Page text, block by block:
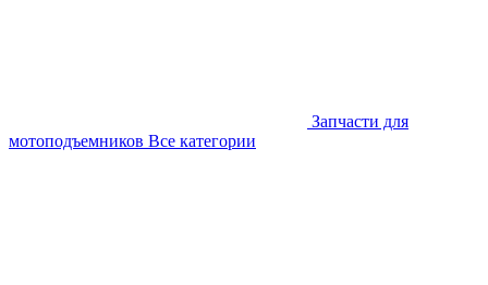
Запчасти для
мотоподъемников Все категории